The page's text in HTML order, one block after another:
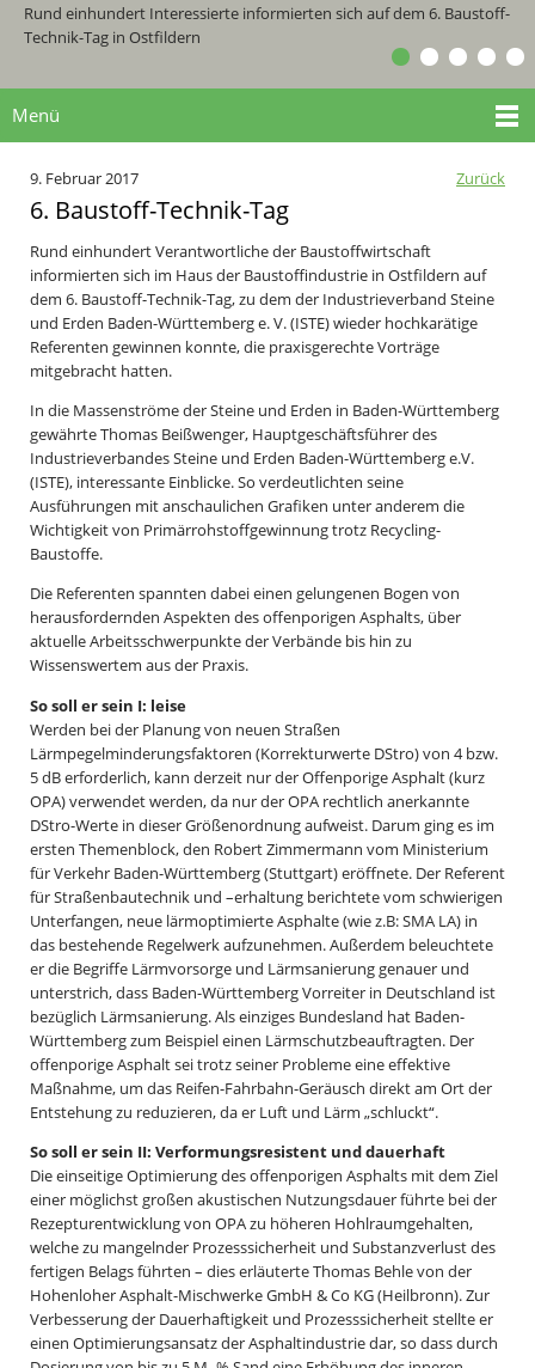
Rund einhundert Interessierte informierten sich auf dem 6. Baustoff-
Technik-Tag in Ostfildern
Menü
Zurück
9. Februar 2017
6. Baustoff-Technik-Tag
Rund einhundert Verantwortliche der Baustoffwirtschaft
informierten sich im Haus der Baustoffindustrie in Ostfildern auf
dem 6. Baustoff-Technik-Tag, zu dem der Industrieverband Steine
und Erden Baden-Württemberg e. V. (ISTE) wieder hochkarätige
Referenten gewinnen konnte, die praxisgerechte Vorträge
mitgebracht hatten.
In die Massenströme der Steine und Erden in Baden-Württemberg
gewährte Thomas Beißwenger, Hauptgeschäftsführer des
Industrieverbandes Steine und Erden Baden-Württemberg e.V.
(ISTE), interessante Einblicke. So verdeutlichten seine
Ausführungen mit anschaulichen Grafiken unter anderem die
Wichtigkeit von Primärrohstoffgewinnung trotz Recycling-
Baustoffe.
Die Referenten spannten dabei einen gelungenen Bogen von
herausfordernden Aspekten des offenporigen Asphalts, über
aktuelle Arbeitsschwerpunkte der Verbände bis hin zu
Wissenswertem aus der Praxis.
So soll er sein I: leise
Werden bei der Planung von neuen Straßen
Lärmpegelminderungsfaktoren (Korrekturwerte DStro) von 4 bzw.
5 dB erforderlich, kann derzeit nur der Offenporige Asphalt (kurz
OPA) verwendet werden, da nur der OPA rechtlich anerkannte
DStro-Werte in dieser Größenordnung aufweist. Darum ging es im
ersten Themenblock, den Robert Zimmermann vom Ministerium
für Verkehr Baden-Württemberg (Stuttgart) eröffnete. Der Referent
für Straßenbautechnik und –erhaltung berichtete vom schwierigen
Unterfangen, neue lärmoptimierte Asphalte (wie z.B: SMA LA) in
das bestehende Regelwerk aufzunehmen. Außerdem beleuchtete
er die Begriffe Lärmvorsorge und Lärmsanierung genauer und
unterstrich, dass Baden-Württemberg Vorreiter in Deutschland ist
bezüglich Lärmsanierung. Als einziges Bundesland hat Baden-
Württemberg zum Beispiel einen Lärmschutzbeauftragten. Der
offenporige Asphalt sei trotz seiner Probleme eine effektive
Maßnahme, um das Reifen-Fahrbahn-Geräusch direkt am Ort der
Entstehung zu reduzieren, da er Luft und Lärm „schluckt“.
So soll er sein II: Verformungsresistent und dauerhaft
Die einseitige Optimierung des offenporigen Asphalts mit dem Ziel
einer möglichst großen akustischen Nutzungsdauer führte bei der
Rezepturentwicklung von OPA zu höheren Hohlraumgehalten,
welche zu mangelnder Prozesssicherheit und Substanzverlust des
fertigen Belags führten – dies erläuterte Thomas Behle von der
Hohenloher Asphalt-Mischwerke GmbH & Co KG (Heilbronn). Zur
Verbesserung der Dauerhaftigkeit und Prozesssicherheit stellte er
einen Optimierungsansatz der Asphaltindustrie dar, so dass durch